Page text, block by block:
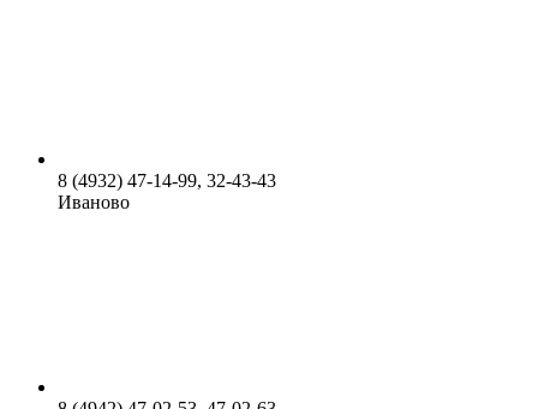
8 (4932) 47-14-99, 32-43-43
Иваново